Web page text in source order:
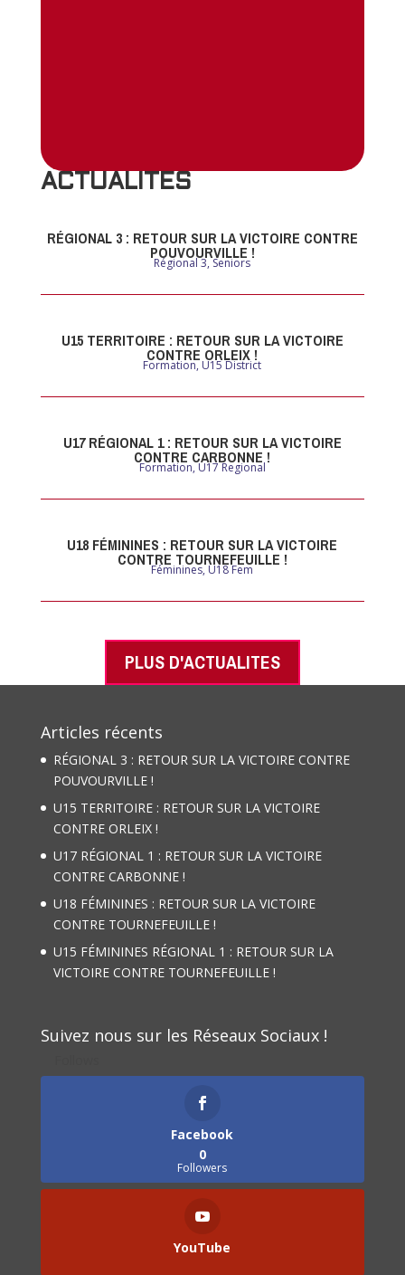
ACTUALITES
RÉGIONAL 3 : RETOUR SUR LA VICTOIRE CONTRE
POUVOURVILLE !
Régional 3,Seniors
U15 TERRITOIRE : RETOUR SUR LA VICTOIRE
CONTRE ORLEIX !
Formation,U15 District
U17 RÉGIONAL 1 : RETOUR SUR LA VICTOIRE
CONTRE CARBONNE !
Formation,U17 Regional
U18 FÉMININES : RETOUR SUR LA VICTOIRE
CONTRE TOURNEFEUILLE !
Féminines,U18 Fem
PLUS D'ACTUALITES
Articles récents
RÉGIONAL 3 : RETOUR SUR LA VICTOIRE CONTRE
POUVOURVILLE !
U15 TERRITOIRE : RETOUR SUR LA VICTOIRE
CONTRE ORLEIX !
U17 RÉGIONAL 1 : RETOUR SUR LA VICTOIRE
CONTRE CARBONNE !
U18 FÉMININES : RETOUR SUR LA VICTOIRE
CONTRE TOURNEFEUILLE !
U15 FÉMININES RÉGIONAL 1 : RETOUR SUR LA
VICTOIRE CONTRE TOURNEFEUILLE !
Suivez nous sur les Réseaux Sociaux !
Facebook
0
Followers
YouTube